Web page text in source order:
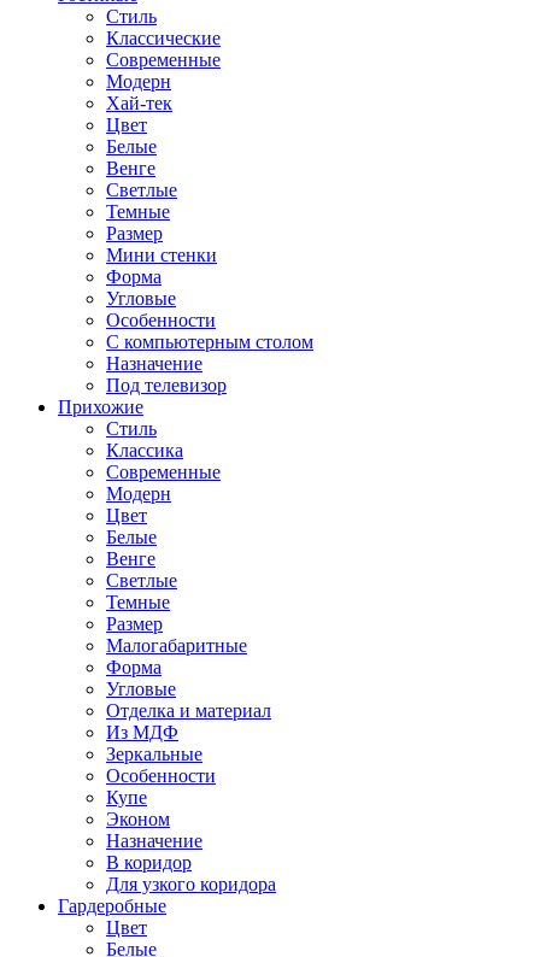
Стиль
Классические
Современные
Модерн
Хай-тек
Цвет
Белые
Венге
Светлые
Темные
Размер
Мини стенки
Форма
Угловые
Особенности
С компьютерным столом
Назначение
Под телевизор
Прихожие
Стиль
Классика
Современные
Модерн
Цвет
Белые
Венге
Светлые
Темные
Размер
Малогабаритные
Форма
Угловые
Отделка и материал
Из МДФ
Зеркальные
Особенности
Купе
Эконом
Назначение
В коридор
Для узкого коридора
Гардеробные
Цвет
Белые